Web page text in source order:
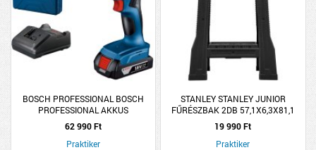
BOSCH PROFESSIONAL BOSCH
PROFESSIONAL AKKUS
FÚRÓ/CSAVAROZÓ 18V GSR 185-LI
AKKU ÉS KOFFER
62 990 Ft
Praktiker
STANLEY STANLEY JUNIOR
FŰRÉSZBAK 2DB 57,1X6,3X81,1
19 990 Ft
Praktiker